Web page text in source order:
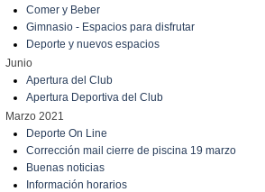
Comer y Beber
Gimnasio - Espacios para disfrutar
Deporte y nuevos espacios
Junio
Apertura del Club
Apertura Deportiva del Club
Marzo 2021
Deporte On Line
Corrección mail cierre de piscina 19 marzo
Buenas noticias
Información horarios